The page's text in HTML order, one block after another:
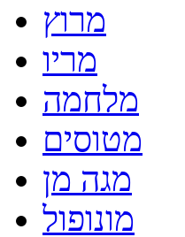
מרוץ
מריו
מלחמה
מטוסים
מגה מן
מונופול